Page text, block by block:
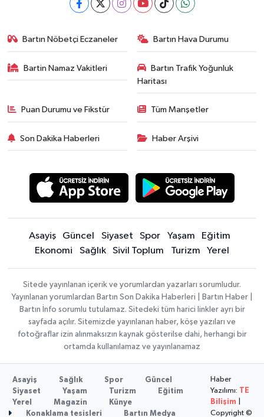
Bartın Nöbetçi Eczaneler Bartın Hava Durumu
Bartin Namaz Vakitleri
Bartın Trafik Yoğunluk
Haritası
Puan Durumu ve Fikstür Tüm Manşetler
Son Dakika Haberleri Haber Arşivi
Asayiş Güncel Siyaset Spor Yaşam
Eğitim
Ekonomi
Sağlık Sivil Toplum Turizm Yerel
Sitede yayınlanan içerik ve yorumlardan yazarları sorumludur.
Yayınlanan yorumlardan Bartın Son Dakika Haberleri | Bartın Haber |
Bartın İnfo sorumlu tutulamaz. Sitedeki tüm harici linkler ayrı bir
sayfada açılır. Sitemizde yayınlanan haber, köşe yazıları ve
fotoğraflar izin alınmaksızın kaynak gösterilse dahi, herhangi bir
ortamda kullanılamaz ve yayınlanamaz
Asayiş Sağlık Spor
Güncel
Siyaset
Yaşam Turizm
Eğitim
Yerel
Magazin
Künye
Konaklama tesisleri
Bartın Medya
Haber
Yazılımı: TE
Bilişim
Copyright ©